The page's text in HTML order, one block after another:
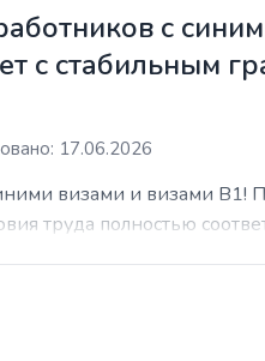
с
с стабильным
17.06.2026
визами и визами B1!
труда полностью